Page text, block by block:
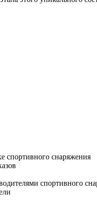
спортивного снаряжения
спортивного